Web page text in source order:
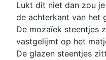
Lukt dit niet dan zou
de achterkant van het
De mozaïek steentjes
vastgelijmt op het
De glazen steentjes